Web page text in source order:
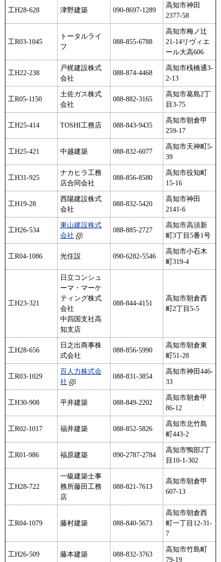
工H28-628 津野建築 090-8697-1289
高知市神田
2377-58
工R03-1045
トータルライ
フ
088-855-6788
高知市梅ノ辻
21-14リヴィエ
ール大高606
工H22-238
戸梶建設株式
会社
088-874-4468
高知市桟橋通3-
2-13
工R05-1150
土佐ガス株式
会社
088-882-3165
高知市葛島2丁
目3-75
工H25-414 TOSHI工務店 088-843-9435
高知市朝倉甲
259-17
工H25-421 中越建築 088-832-6077
高知市天神町5-
39
工H31-925
ナカヒラ工務
店合同会社
088-856-8580
高知市役知町
15-16
工H19-28
西陽建設株式
会社
088-832-5420
高知市神田
2141-6
工H26-534
東山建設株式
会社
088-885-2727
高知市高須新
町3丁目5番1号
工R04-1086 光住設 090-6282-5546
高知市小石木
町319-4
工H23-321
日立コンシュ
ーマ・マーケ
ティング株式
会社
中四国支社高
知支店
088-844-4151
高知市朝倉西
町2丁目5-5
工H28-656
日之出商事株
式会社
088-856-5990
高知市朝倉東
町51-28
工R03-1029
百人力株式会
社
088-831-3854
高知市神田446-
33
工H30-908 平井建築 088-849-2202
高知市朝倉甲
86-12
工R02-1017 福井建築 088-852-5826
高知市北竹島
町443-2
工R01-986 福原建築 090-2787-2784
高知市鴨部2丁
目10-1-302
工H28-722
一級建築士事
務所藤田工務
店
088-821-7613
高知市朝倉甲
607-13
工R04-1079 藤村建築 088-840-5673
高知市朝倉西
町一丁目12-31-
7
工H26-509 藤本建築 088-832-3763
高知市竹島町
79-19